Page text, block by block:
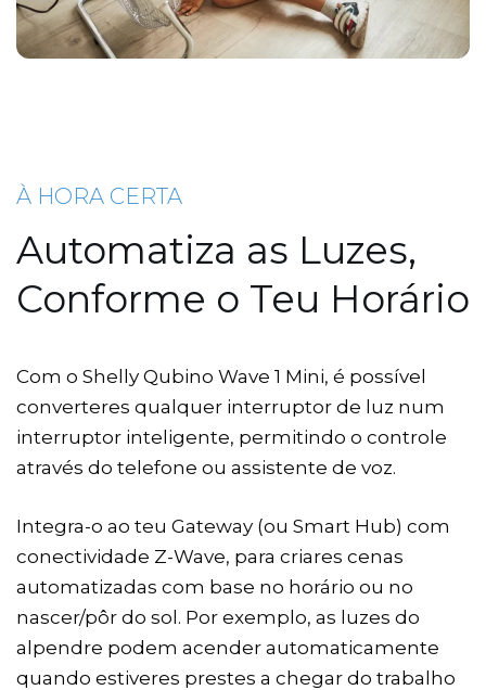
À HORA CERTA
Automatiza as Luzes,
Conforme o Teu Horário
Com o Shelly Qubino Wave 1 Mini, é possível
converteres qualquer interruptor de luz num
interruptor inteligente, permitindo o controle
através do telefone ou assistente de voz.
Integra-o ao teu Gateway (ou Smart Hub) com
conectividade Z-Wave, para criares cenas
automatizadas com base no horário ou no
nascer/pôr do sol. Por exemplo, as luzes do
alpendre podem acender automaticamente
quando estiveres prestes a chegar do trabalho